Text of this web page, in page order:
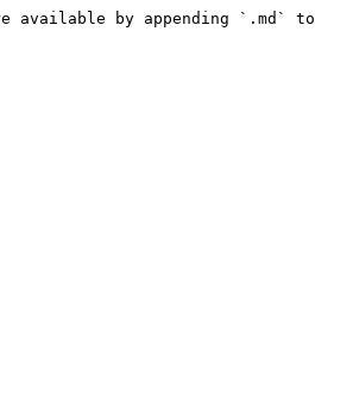
available by appending `.md` to